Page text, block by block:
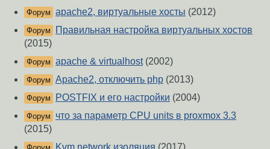
Форум apache2, виртуальные хосты (2012)
Форум
Правильная настройка виртуальных хостов
(2015)
Форум apache & virtualhost(2002)
Форум Apache2, отключить php (2013)
Форум POSTFIX и его настройки (2004)
Форум
что за параметр CPU units в proxmox 3.3
(2015)
Kvm network изоляция (2017)